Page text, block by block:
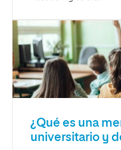
¿Qué es una
universitario y